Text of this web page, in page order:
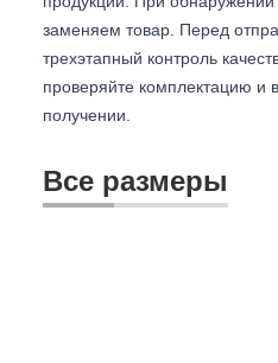
заменяем товар. Перед
трехэтапный контроль
проверяйте комплектацию и
получении.
Все размеры